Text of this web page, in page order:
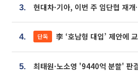
3.
4. 단독 李 ‘호남형 대입’ 제안에 교육청·지역대학
5.